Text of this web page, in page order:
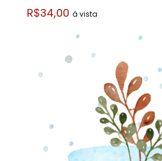
R$34,00 á vista